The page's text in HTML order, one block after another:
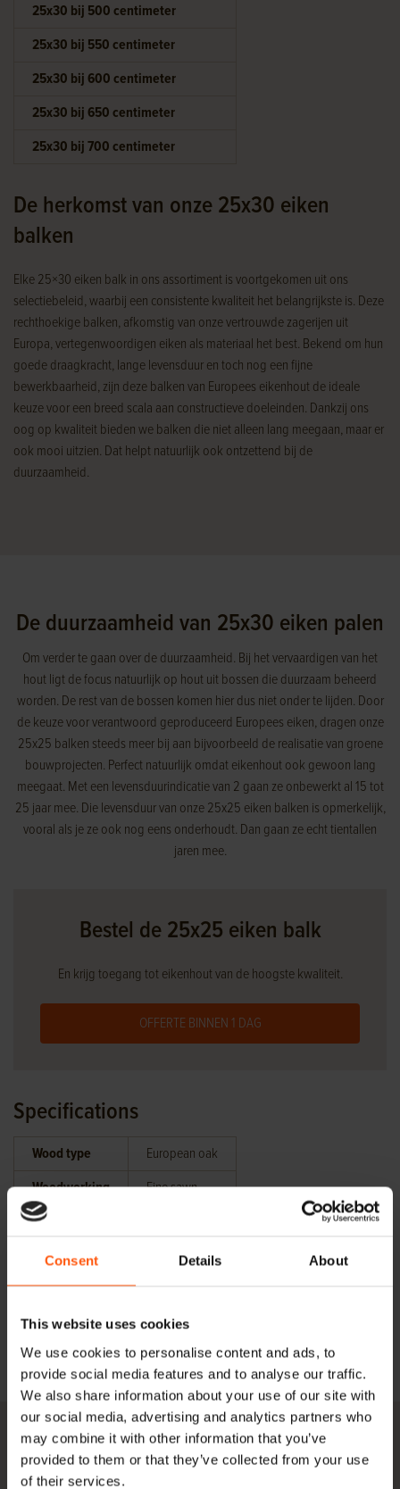
Consent Details About
This website uses cookies
We use cookies to personalise content and ads, to
provide social media features and to analyse our traffic.
We also share information about your use of our site with
our social media, advertising and analytics partners who
may combine it with other information that you’ve
provided to them or that they’ve collected from your use
of their services.
25x30 bij 500 centimeter
25x30 bij 550 centimeter
25x30 bij 600 centimeter
25x30 bij 650 centimeter
25x30 bij 700 centimeter
De herkomst van onze 25x30 eiken
balken
Elke 25×30 eiken balk in ons assortiment is voortgekomen uit ons
selectiebeleid, waarbij een consistente kwaliteit het belangrijkste is. Deze
rechthoekige balken, afkomstig van onze vertrouwde zagerijen uit
Europa, vertegenwoordigen eiken als materiaal het best. Bekend om hun
goede draagkracht, lange levensduur en toch nog een fijne
bewerkbaarheid, zijn deze balken van Europees eikenhout de ideale
keuze voor een breed scala aan constructieve doeleinden. Dankzij ons
oog op kwaliteit bieden we balken die niet alleen lang meegaan, maar er
ook mooi uitzien. Dat helpt natuurlijk ook ontzettend bij de
duurzaamheid.
De duurzaamheid van 25x30 eiken palen
Om verder te gaan over de duurzaamheid. Bij het vervaardigen van het
hout ligt de focus natuurlijk op hout uit bossen die duurzaam beheerd
worden. De rest van de bossen komen hier dus niet onder te lijden. Door
de keuze voor verantwoord geproduceerd Europees eiken, dragen onze
25x25 balken steeds meer bij aan bijvoorbeeld de realisatie van groene
bouwprojecten. Perfect natuurlijk omdat eikenhout ook gewoon lang
meegaat. Met een levensduurindicatie van 2 gaan ze onbewerkt al 15 tot
25 jaar mee. Die levensduur van onze 25x25 eiken balken is opmerkelijk,
vooral als je ze ook nog eens onderhoudt. Dan gaan ze echt tientallen
jaren mee.
Bestel de 25x25 eiken balk
En krijg toegang tot eikenhout van de hoogste kwaliteit.
OFFERTE BINNEN 1 DAG
Specifications
Wood type
European oak
Woodworking
Fine sawn
Head size
Zou onder
verzaagd
worden op
15×25 / 8×30
Onze 25x30 eiken balken voorraad